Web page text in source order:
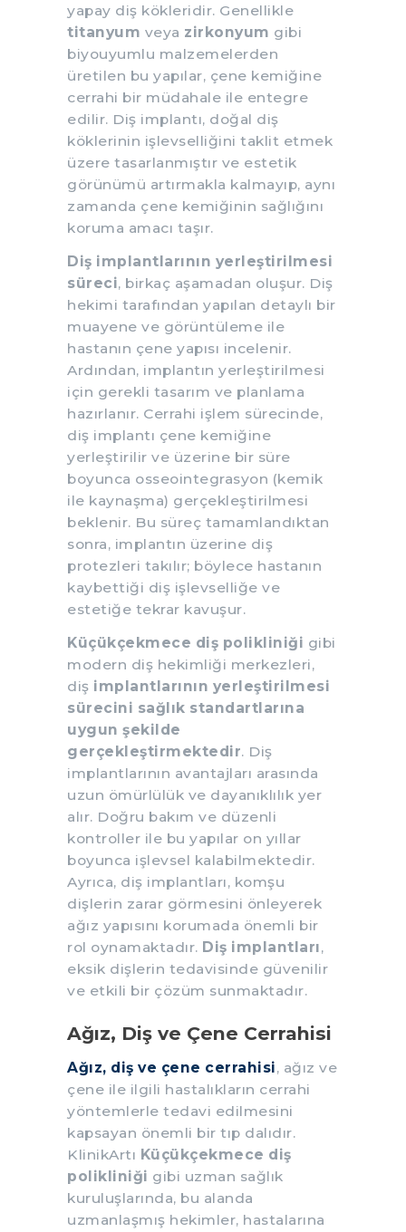
yapay diş kökleridir. Genellikle
titanyum veya zirkonyum gibi
biyouyumlu malzemelerden
üretilen bu yapılar, çene kemiğine
cerrahi bir müdahale ile entegre
edilir. Diş implantı, doğal diş
köklerinin işlevselliğini taklit etmek
üzere tasarlanmıştır ve estetik
görünümü artırmakla kalmayıp, aynı
zamanda çene kemiğinin sağlığını
koruma amacı taşır.
Diş implantlarının yerleştirilmesi
süreci, birkaç aşamadan oluşur. Diş
hekimi tarafından yapılan detaylı bir
muayene ve görüntüleme ile
hastanın çene yapısı incelenir.
Ardından, implantın yerleştirilmesi
için gerekli tasarım ve planlama
hazırlanır. Cerrahi işlem sürecinde,
diş implantı çene kemiğine
yerleştirilir ve üzerine bir süre
boyunca osseointegrasyon (kemik
ile kaynaşma) gerçekleştirilmesi
beklenir. Bu süreç tamamlandıktan
sonra, implantın üzerine diş
protezleri takılır; böylece hastanın
kaybettiği diş işlevselliğe ve
estetiğe tekrar kavuşur.
Küçükçekmece diş polikliniği gibi
modern diş hekimliği merkezleri,
diş implantlarının yerleştirilmesi
sürecini sağlık standartlarına
uygun şekilde
gerçekleştirmektedir. Diş
implantlarının avantajları arasında
uzun ömürlülük ve dayanıklılık yer
alır. Doğru bakım ve düzenli
kontroller ile bu yapılar on yıllar
boyunca işlevsel kalabilmektedir.
Ayrıca, diş implantları, komşu
dişlerin zarar görmesini önleyerek
ağız yapısını korumada önemli bir
rol oynamaktadır. Diş implantları,
eksik dişlerin tedavisinde güvenilir
ve etkili bir çözüm sunmaktadır.
Ağız, Diş ve Çene Cerrahisi
Ağız, diş ve çene cerrahisi, ağız ve
çene ile ilgili hastalıkların cerrahi
yöntemlerle tedavi edilmesini
kapsayan önemli bir tıp dalıdır.
KlinikArtı Küçükçekmece diş
polikliniği gibi uzman sağlık
kuruluşlarında, bu alanda
uzmanlaşmış hekimler, hastalarına